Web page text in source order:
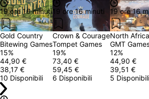
19 ore 16 minuti
Gold Country
Bitewing Games
15%
44,90 €
38,17 €
10 Disponibili
19 ore 16 minuti
Crown & Courage
Tompet Games
19%
73,40 €
59,45 €
6 Disponibili
19 ore 16
North
GMT
12%
44,90 €
39,51 €
5 Disponibili